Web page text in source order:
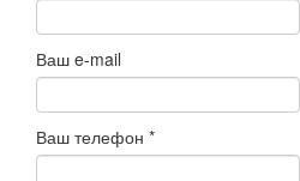
Ваш e-mail
Ваш телефон *